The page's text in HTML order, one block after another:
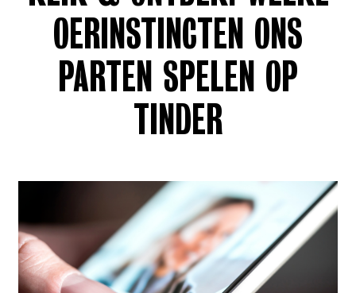
OERINSTINCTEN ONS
PARTEN SPELEN OP
TINDER